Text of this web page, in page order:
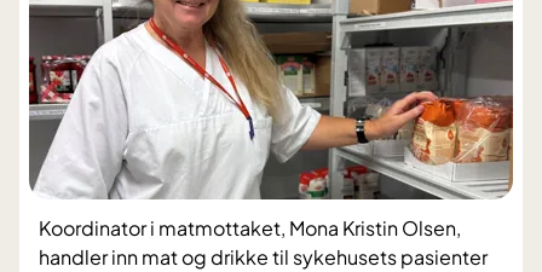
Koordinator i matmottaket, Mona Kristin Olsen,
handler inn mat og drikke til sykehusets pasienter